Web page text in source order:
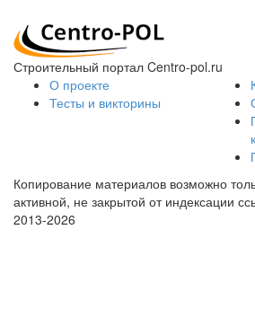
Строительный портал Centro-pol.ru
О проекте
Тесты и викторины
Копирование материалов возможно
активной, не закрытой от индексации
2013-2026